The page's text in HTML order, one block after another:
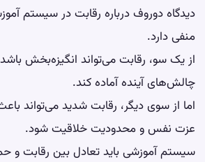
دیدگاه دوروف درباره رقابت در سیستم
منفی دارد.
از یک سو، رقابت می‌تواند انگیزه‌بخش
چالش‌های آینده آماده کند.
اما از سوی دیگر، رقابت شدید می‌تواند
عزت نفسو محدودیت خلاقیت شود.
سیستم آموزشی باید تعادل بین رقابت و